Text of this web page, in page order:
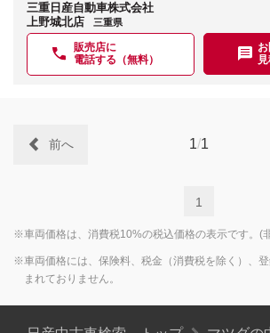
三重日産自動車株式会社
上野城北店
三重県
販売店に
電話する（無料）
1/1
前へ
1
※車両価格は、消費税10%の税込価格の表示です。(
※車両価格には、保険料、税金（消費税を除く）、
まれておりません。